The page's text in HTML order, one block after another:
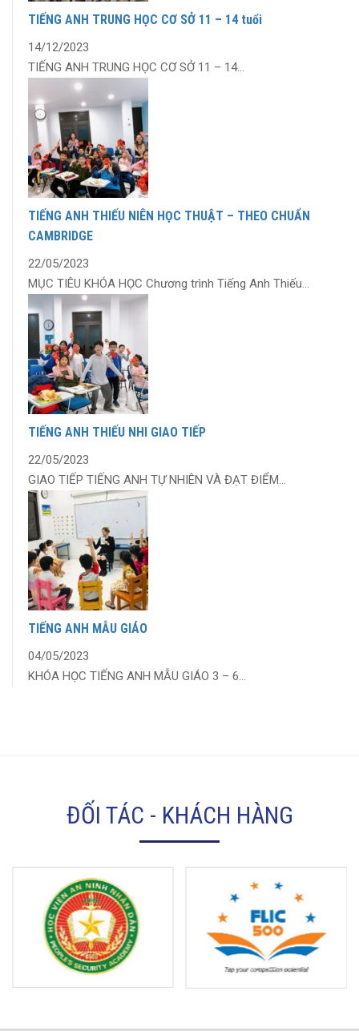
TIẾNG ANH TRUNG HỌC CƠ SỞ 11 – 14 tuổi
14/12/2023
TIẾNG ANH TRUNG HỌC CƠ SỞ 11 – 14...
TIẾNG ANH THIẾU NIÊN HỌC THUẬT – THEO CHUẨN
CAMBRIDGE
22/05/2023
MỤC TIÊU KHÓA HỌC Chương trình Tiếng Anh Thiếu...
TIẾNG ANH THIẾU NHI GIAO TIẾP
22/05/2023
GIAO TIẾP TIẾNG ANH TỰ NHIÊN VÀ ĐẠT ĐIỂM...
TIẾNG ANH MẪU GIÁO
04/05/2023
KHÓA HỌC TIẾNG ANH MẪU GIÁO 3 – 6...
ĐỐI TÁC - KHÁCH HÀNG